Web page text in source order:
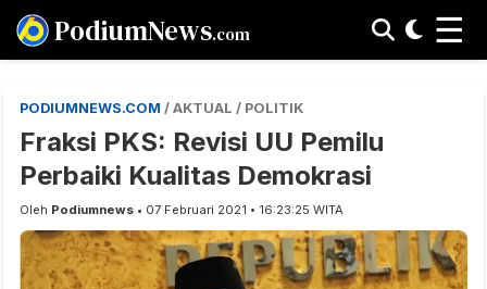
PodiumNews.com ☰
PODIUMNEWS.COM / AKTUAL / POLITIK
Fraksi PKS: Revisi UU Pemilu
Perbaiki Kualitas Demokrasi
Oleh Podiumnews • 07 Februari 2021 • 16:23:25 WITA